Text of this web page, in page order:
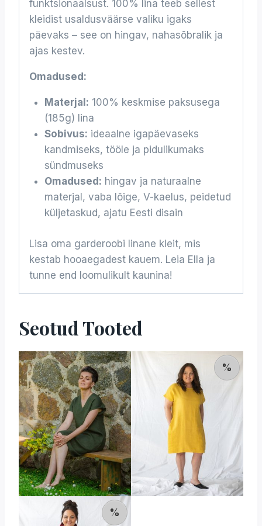
funktsionaalsust. 100% lina teeb sellest
kleidist usaldusväärse valiku igaks
päevaks – see on hingav, nahasõbralik ja
ajas kestev.
Omadused:
Materjal: 100% keskmise paksusega
(185g) lina
Sobivus: ideaalne igapäevaseks
kandmiseks, tööle ja pidulikumaks
sündmuseks
Omadused: hingav ja naturaalne
materjal, vaba lõige, V-kaelus, peidetud
küljetaskud, ajatu Eesti disain
Lisa oma garderoobi linane kleit, mis
kestab hooaegadest kauem. Leia Ella ja
tunne end loomulikult kaunina!
Seotud Tooted
%
%